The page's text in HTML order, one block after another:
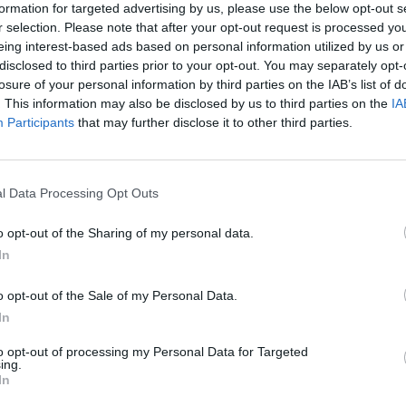
for targeted advertising by us, please use the below opt-out
selection. Please note that after your opt-out request is processed
interest-based ads based on personal information utilized by us
to third parties prior to your opt-out. You may separately
of your personal information by third parties on the IAB’s list of
This information may also be disclosed by us to third parties on the
Participants that may further disclose it to other third parties.
Data Processing Opt Outs
opt-out of the Sharing of my personal data.
opt-out of the Sale of my Personal Data.
opt-out of processing my Personal Data for Targeted
della nazionale italiana, che ha chiuso la
femminile sia in quella generale per nazioni.
piacere e un motivo di orgoglio per tutta la comunità
Emanuele Capra e il Vice Sindaco Luca Novelli – Un
allenamenti e dedizione e che rappresenta motivo di
la sua famiglia, ma anche per la città, le realtà sportive
i nostri complimenti per aver rappresentato con
lustro a Casale Monferrato. Le auguriamo che questo sia
sportivi e personali”.